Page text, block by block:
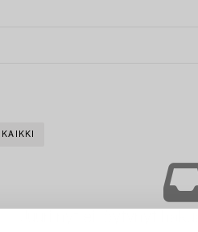
Juuri nyt ei löytynyt